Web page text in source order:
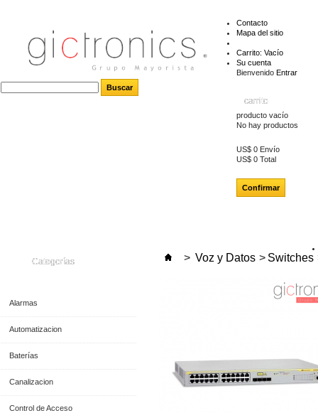
Contacto
Mapa del sitio
Carrito: Vacío
Su cuenta
Bienvenido Entrar
carrito
producto vacío
No hay productos
US$ 0 Envío
US$ 0 Total
Confirmar
Categorías
Alarmas
Automatizacion
Baterías
Canalizacion
Control de Acceso
> Voz y Datos > Switches